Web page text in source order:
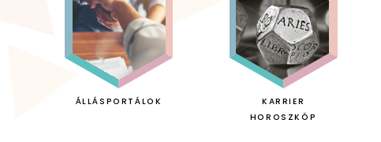
ÁLLÁSPORTÁLOK
KARRIER
HOROSZKÓP